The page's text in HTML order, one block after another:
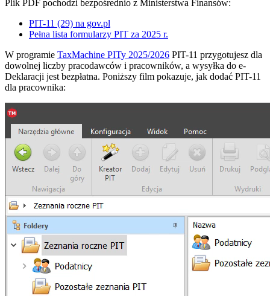
Plik PDF pochodzi bezpośrednio z Ministerstwa Finansów:
PIT-11 (29) na gov.pl
Pełna lista formularzy PIT za 2025 r.
W programie TaxMachine PITy 2025/2026 PIT-11 przygotujesz dla
dowolnej liczby pracodawców i pracowników, a wysyłka do e-
Deklaracji jest bezpłatna. Poniższy film pokazuje, jak dodać PIT-11
dla pracownika: